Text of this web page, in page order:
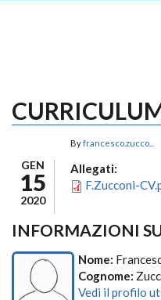
GEN
15
2020
Byfrancesco.zucco...
Allegati:
F.Zucconi-
INFORMAZIONI
Nome:
Cognome:
Vedi il profilo